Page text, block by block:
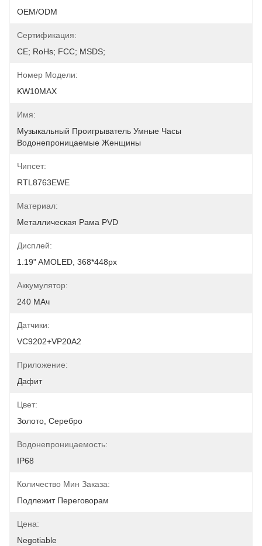
OEM/ODM
Сертификация:
CE; RoHs; FCC; MSDS;
Номер Модели:
KW10MAX
Имя:
Музыкальный Проигрыватель Умные Часы
Водонепроницаемые Женщины
Чипсет:
RTL8763EWE
Материал:
Металлическая Рама PVD
Дисплей:
1.19" AMOLED, 368*448px
Аккумулятор:
240 МАч
Датчики:
VC9202+VP20A2
Приложение:
Дафит
Цвет:
Золото, Серебро
Водонепроницаемость:
IP68
Количество Мин Заказа:
Подлежит Переговорам
Цена:
Negotiable